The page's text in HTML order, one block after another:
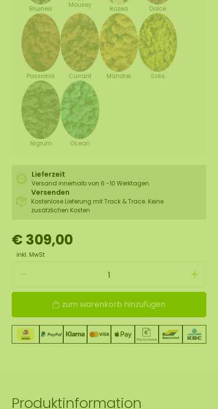
Bruineis Mousey Rozea Dolce
Passionis Currant Mandrel Solis
Nigrum Ocean
Lieferzeit
Versand innerhalb von 6 -10 Werktagen.
Versenden
Kostenlose Lieferung mit Track & Trace. Keine
zusätzlichen Kosten
€ 309,00
inkl. MwSt
zum warenkorb hinzufügen
Produktinformation